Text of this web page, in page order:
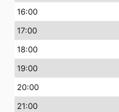
16:00
17:00
18:00
19:00
20:00
21:00